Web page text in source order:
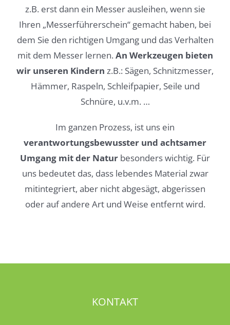
z.B. erst dann ein Messer ausleihen, wenn sie
Ihren „Messerführerschein“ gemacht haben, bei
dem Sie den richtigen Umgang und das Verhalten
mit dem Messer lernen. An Werkzeugen bieten
wir unseren Kindern z.B.: Sägen, Schnitzmesser,
Hämmer, Raspeln, Schleifpapier, Seile und
Schnüre, u.v.m. …
Im ganzen Prozess, ist uns ein
verantwortungsbewusster und achtsamer
Umgang mit der Natur besonders wichtig. Für
uns bedeutet das, dass lebendes Material zwar
mitintegriert, aber nicht abgesägt, abgerissen
oder auf andere Art und Weise entfernt wird.
KONTAKT